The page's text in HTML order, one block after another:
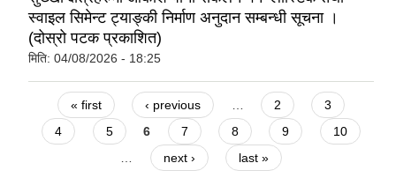
स्वाइल सिमेन्ट ट्याङ्की निर्माण अनुदान सम्बन्धी सूचना ।
(दोस्रो पटक प्रकाशित)
मिति: 04/08/2026 - 18:25
Pages
« first ‹ previous 2
3
4
5 6 7 8 9
10
next › last »